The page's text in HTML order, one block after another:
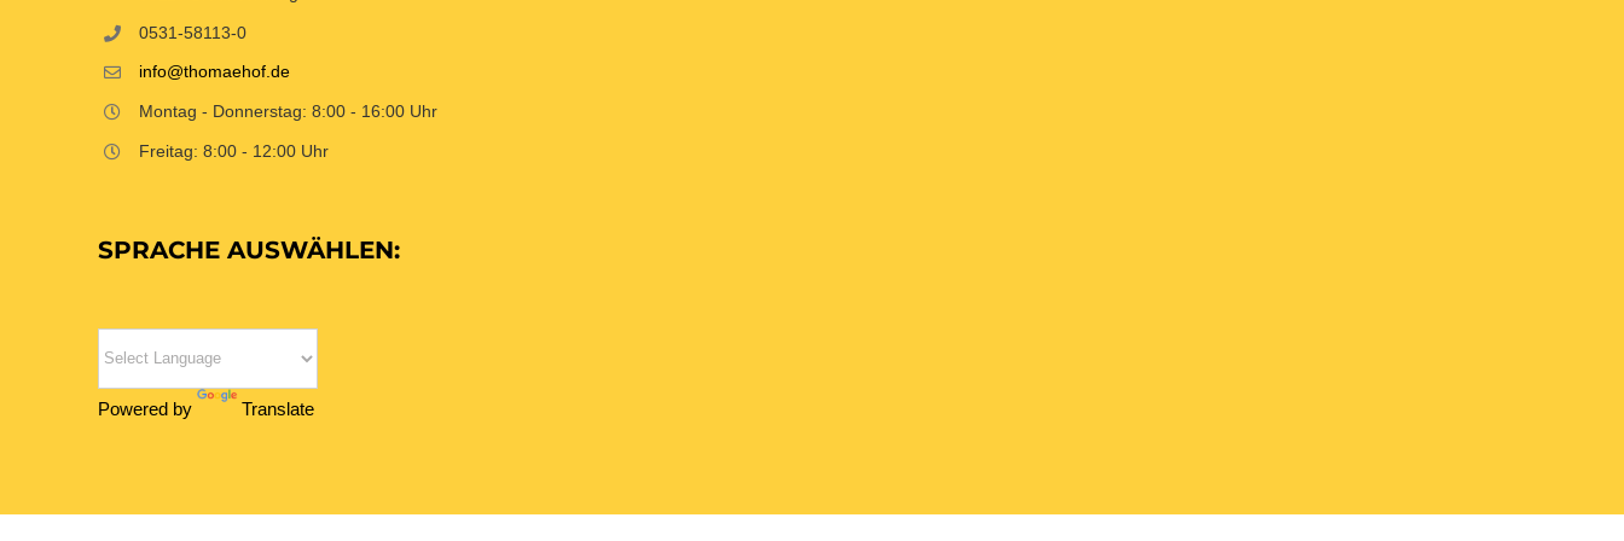
0531-58113-0
info@thomaehof.de
Montag - Donnerstag: 8:00 - 16:00 Uhr
Freitag: 8:00 - 12:00 Uhr
SPRACHE AUSWÄHLEN:
Powered by Translate